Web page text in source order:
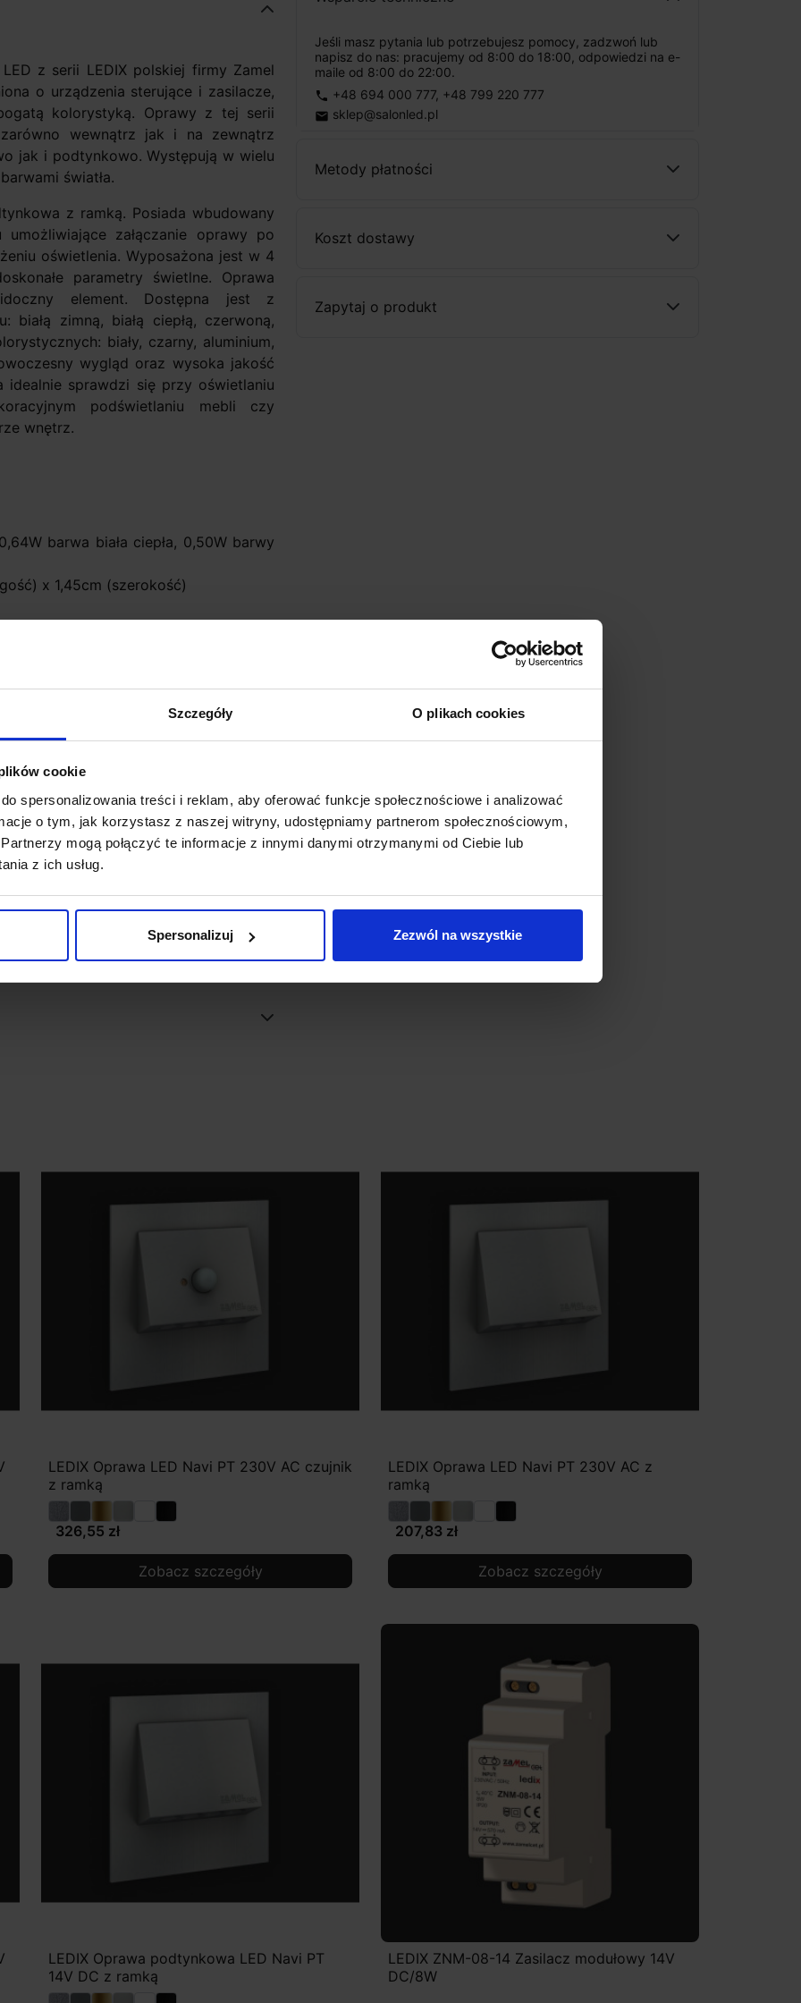
Szczegóły O plikach cookies
cookie
spersonalizowania treści i reklam, aby oferować funkcje społecznościowe i analizować
o tym, jak korzystasz z naszej witryny, udostępniamy partnerom społecznościowym,
mogą połączyć te informacje z innymi danymi otrzymanymi od Ciebie lub
z ich usług.
Spersonalizuj Zezwól na wszystkie
Jeśli masz pytania lub potrzebujesz pomocy, zadzwoń lub
napisz do nas: pracujemy od 8:00 do 18:00, odpowiedzi na e-
maile od 8:00 do 22:00.
phone +48 694 000 777, +48 799 220 777
email sklep@salonled.pl
Metody płatności
Koszt dostawy
Zapytaj o produkt
z serii LEDIX polskiej firmy Zamel
o urządzenia sterujące i zasilacze,
kolorystyką. Oprawy z tej serii
wewnątrz jak i na zewnątrz
jak i podtynkowo. Występują w wielu
światła.
z ramką. Posiada wbudowany
załączanie oprawy po
oświetlenia. Wyposażona jest w 4
parametry świetlne. Oprawa
element. Dostępna jest z
białą zimną, białą ciepłą, czerwoną,
biały, czarny, aluminium,
wygląd oraz wysoka jakość
sprawdzi się przy oświetlaniu
podświetlaniu mebli czy
wnętrz.
barwa biała ciepła, 0,50W barwy
x 1,45cm (szerokość)
ciepła, 5900ºK biała zimna
zimna, czerwona, niebieska, zielona
stare złoto, biały, czarny
LEDIX Oprawa LED Navi PT 230V AC czujnik
z ramką
326,55 zł
Zobacz szczegóły
LEDIX Oprawa LED Navi PT 230V AC z
ramką
207,83 zł
Zobacz szczegóły
LEDIX Oprawa podtynkowa LED Navi PT
14V DC z ramką
LEDIX ZNM-08-14 Zasilacz modułowy 14V
DC/8W